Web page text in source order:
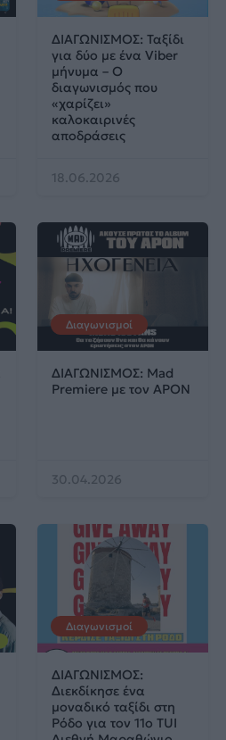
ΔΙΑΓΩΝΙΣΜΟΣ: Ταξίδι
για δύο με ένα Viber
μήνυμα – Ο
διαγωνισμός που
«χαρίζει»
καλοκαιρινές
αποδράσεις
18.06.2026
Διαγωνισμοί
ΔΙΑΓΩΝΙΣΜΟΣ: Mad
Premiere με τον APON
30.04.2026
Διαγωνισμοί
ΔΙΑΓΩΝΙΣΜΟΣ:
Διεκδίκησε ένα
μοναδικό ταξίδι στη
Ρόδο για τον 11ο TUI